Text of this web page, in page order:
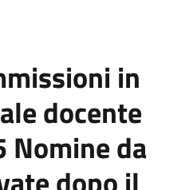
in
docente
Nomine da